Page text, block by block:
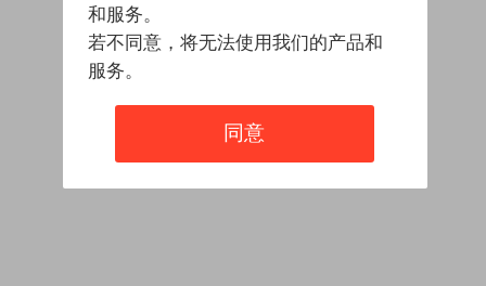
和服务。
若不同意，将无法使用我们的产品和
服务。
同意